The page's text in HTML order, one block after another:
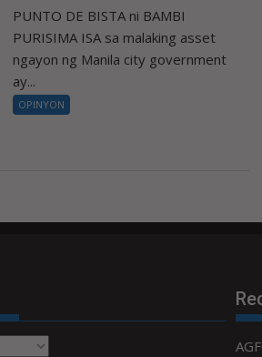
PUNTO DE BISTA ni BAMBI
PURISIMA ISA sa malaking asset
ngayon ng Manila city government
ay...
OPINYON